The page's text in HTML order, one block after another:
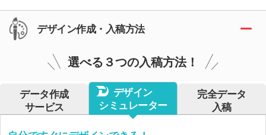
デザイン作成・入稿方法
選べる３つの入稿方法！
データ作成
サービス
デザイン
シミュレーター
完全データ
入稿